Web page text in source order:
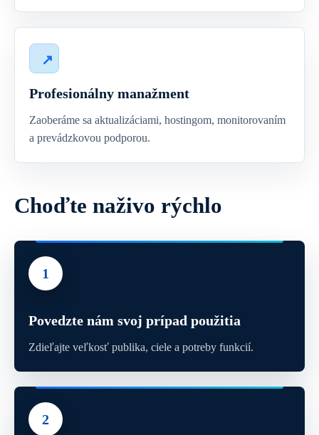
Profesionálny manažment
Zaoberáme sa aktualizáciami, hostingom, monitorovaním
a prevádzkovou podporou.
Choďte naživo rýchlo
1
Povedzte nám svoj prípad použitia
Zdieľajte veľkosť publika, ciele a potreby funkcií.
2